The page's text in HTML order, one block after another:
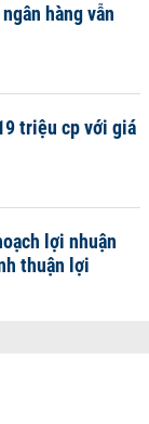
hàng vẫn
triệu cp với giá
lợi nhuận
thuận lợi